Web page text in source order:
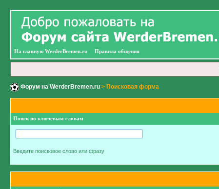
На главную WerderBremen.ru Правила общения
Форум на WerderBremen.ru > Поисковая форма
Поиск по ключевым словам
Введите поисковое слово или фразу